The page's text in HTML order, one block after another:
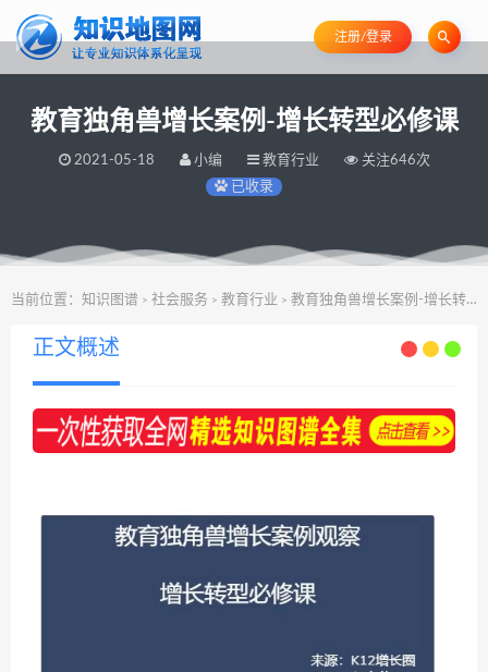
注册/登录
教育独角兽增长案例-增长转型必修课
2021-05-18 小编 教育行业
关注646次
已收录
当前位置： 知识图谱 > 社会服务 > 教育行业 > 教育独角兽增长案例-增长转型必修课
正文概述